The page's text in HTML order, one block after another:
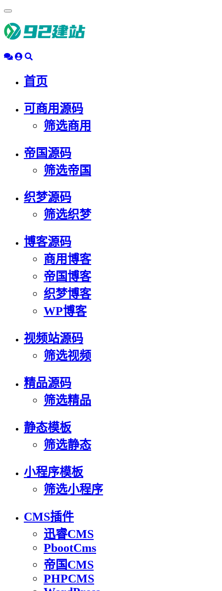
动
导
首页
可商用源码
筛选商用
帝国源码
筛选帝国
织梦源码
筛选织梦
博客源码
商用博客
帝国博客
织梦博客
WP博客
视频站源码
筛选视频
精品源码
筛选精品
静态模板
筛选静态
小程序模板
筛选小程序
CMS插件
迅睿CMS
PbootCms
帝国CMS
PHPCMS